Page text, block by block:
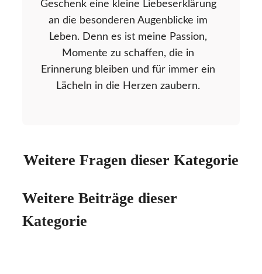
Geschenk eine kleine Liebeserklärung
an die besonderen Augenblicke im
Leben. Denn es ist meine Passion,
Momente zu schaffen, die in
Erinnerung bleiben und für immer ein
Lächeln in die Herzen zaubern.
Weitere Fragen dieser Kategorie
Weitere Beiträge dieser
Kategorie